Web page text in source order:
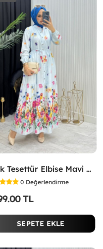
İpek Tesettür Elbise Mavi Mavi
0 Değerlendirme
TL
SEPETE EKLE